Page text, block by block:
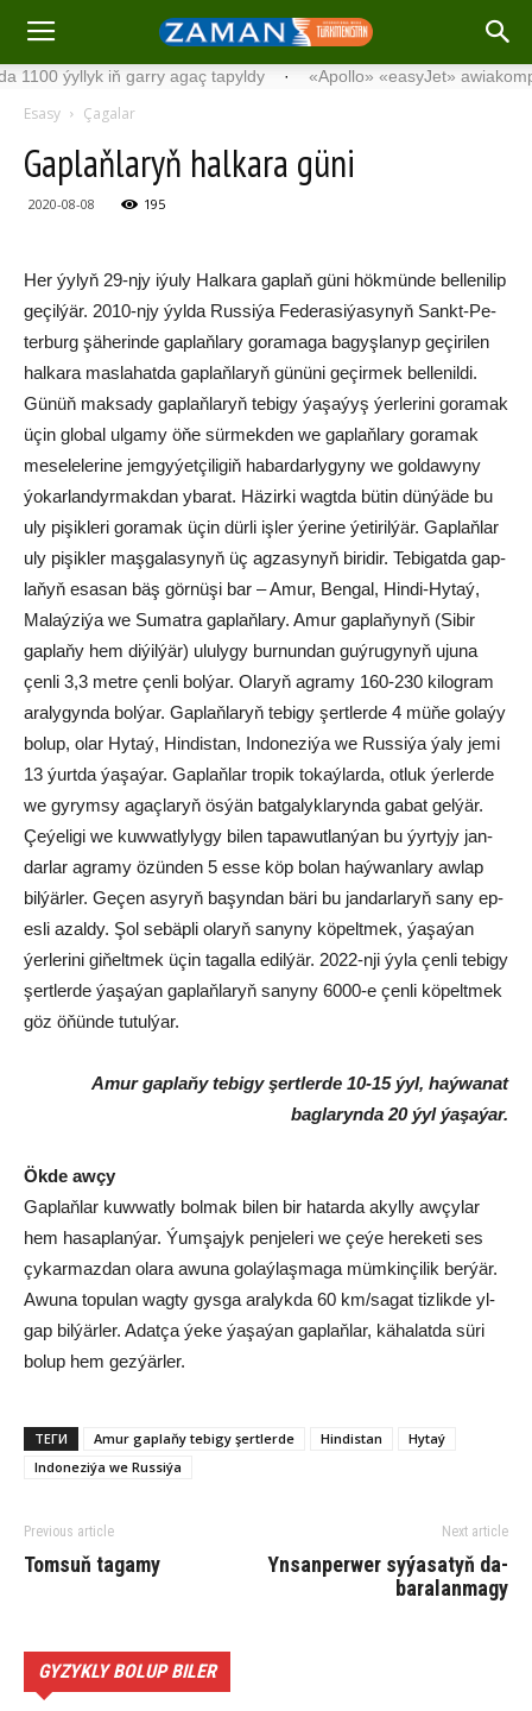
ýyllyk iň garry agaç tapyldy · «Apollo» «easyJet»
Esasy Çagalar
Gap­laň­la­ryň hal­ka­ra gü­ni
2020-08-08 195
Her ýy­lyň 29-njy iýu­ly Hal­ka­ra gap­laň gü­ni hök­mün­de bel­le­ni­lip
ge­çil­ýär. 2010-njy ýyl­da Rus­si­ýa Fe­de­ra­si­ýa­sy­nyň Sankt-Pe­
ter­burg şä­he­rin­de gap­laň­la­ry go­ra­ma­ga ba­gyş­la­nyp ge­çi­ri­len
hal­ka­ra mas­la­hat­da gap­laň­la­ryň gü­nü­ni ge­çir­mek bel­le­nil­di.
Gü­nüň mak­sa­dy gap­laň­la­ryň te­bi­gy ýa­şa­ýyş ýer­le­ri­ni go­ra­mak
üçin glo­bal ul­ga­my öňe sür­mek­den we gap­laň­la­ry go­ra­mak
me­se­le­le­ri­ne jem­gy­ýet­çi­li­giň ha­bar­dar­ly­gy­ny we gol­da­wy­ny
ýo­kar­lan­dyr­mak­dan yba­rat. Hä­zir­ki wagt­da bü­tin dün­ýä­de bu
uly pi­şik­le­ri go­ra­mak üçin dür­li iş­ler ýe­ri­ne ýe­ti­ril­ýär. Gap­laň­lar
uly pi­şik­ler maş­ga­la­sy­nyň üç ag­za­sy­nyň bi­ri­dir. Te­bi­gat­da gap­
la­ňyň esa­san bäş gör­nü­şi bar – Amur, Ben­gal, Hin­di-Hy­taý,
Ma­laý­zi­ýa we Su­mat­ra gap­laň­la­ry. Amur gap­la­ňy­nyň (Si­bir
gap­la­ňy hem di­ýil­ýär) ulu­ly­gy bur­nun­dan guý­ru­gy­nyň uju­na
çen­li 3,3 met­re çen­li bol­ýar. Ola­ryň ag­ra­my 160-230 ki­log­ram
ara­ly­gyn­da bol­ýar. Gap­laň­la­ryň te­bi­gy şert­ler­de 4 mü­ňe go­la­ýy
bo­lup, olar Hy­taý, Hin­dis­tan, In­do­ne­zi­ýa we Rus­si­ýa ýa­ly je­mi
13 ýurt­da ýa­şa­ýar. Gap­laň­lar tro­pik to­kaý­lar­da, ot­luk ýer­ler­de
we gy­rym­sy agaç­la­ryň ös­ýän bat­ga­lyk­la­ryn­da gabat gelýär.
Çe­ýe­li­gi we kuw­wat­ly­ly­gy bi­len ta­pa­wut­lan­ýan bu ýyr­ty­jy jan­
dar­lar agramy özün­den 5 es­se köp bolan haý­wan­la­ry aw­lap
bil­ýärler. Ge­çen asy­ryň ba­şyn­dan bä­ri bu jan­dar­la­ryň sa­ny ep-
es­li azal­dy. Şol se­bäp­li ola­ryň sa­ny­ny kö­pelt­mek, ýa­şa­ýan
ýer­le­ri­ni gi­ňelt­mek üçin ta­gal­la edil­ýär. 2022-nji ýy­la çen­li te­bi­gy
şert­ler­de ýa­şa­ýan gap­laň­la­ryň sa­ny­ny 6000-e çen­li kö­pelt­mek
göz öňün­de tu­tul­ýar.
Amur gaplaňy tebigy şertlerde 10-15 ýyl, haýwanat
baglarynda 20 ýyl ýaşaýar.
Ök­de aw­çy
Gap­laň­lar kuw­wat­ly bol­mak bi­len bir ha­tar­da akyl­ly aw­çy­lar
hem ha­sap­lan­ýar. Ýum­şa­jyk pen­je­le­ri we çe­ýe he­re­ke­ti ses
çy­kar­maz­dan olara awu­na go­laý­laş­ma­ga müm­kin­çi­lik ber­ýär.
Awu­na to­pu­lan wag­ty gys­ga ara­lyk­da 60 km/sa­gat tiz­lik­de yl­
gap bil­ýär­ler. Adat­ça ýe­ke ýa­şa­ýan gap­laň­lar, kä­ha­lat­da sü­ri
bo­lup hem gez­ýär­ler.
ТЕГИ Amur gaplaňy tebigy şertlerde Hin­dis­tan
Hy­taý
In­do­ne­zi­ýa we Rus­si­ýa
Previous article
Tom­suň ta­ga­my
Next article
Yn­san­per­wer sy­ýa­sa­tyň da­
ba­ra­lan­ma­gy
GYZYKLY BOLUP BILER